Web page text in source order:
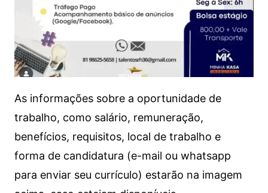
As informações sobre a oportunidade de
trabalho, como salário, remuneração,
benefícios, requisitos, local de trabalho e
forma de candidatura (e-mail ou whatsapp
para enviar seu currículo) estarão na imagem